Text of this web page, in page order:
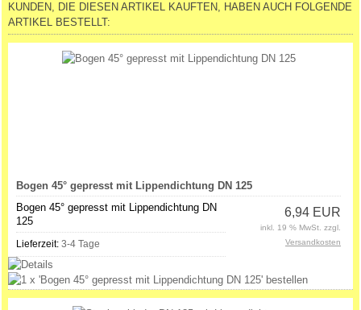
KUNDEN, DIE DIESEN ARTIKEL KAUFTEN, HABEN AUCH FOLGENDE
ARTIKEL BESTELLT:
Bogen 45° gepresst mit Lippendichtung DN 125
Bogen 45° gepresst mit Lippendichtung DN
125
Lieferzeit: 3-4 Tage
6,94 EUR
inkl. 19 % MwSt. zzgl.
Versandkosten